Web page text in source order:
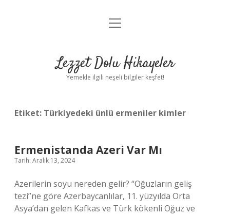
Anasayfa
Yasal Uyarı
menüyü
Lezzet Dolu Hikayeler
Yemekle ilgili neşeli bilgiler keşfet!
Etiket: Türkiyedeki ünlü ermeniler kimler
Ermenistanda Azeri Var Mı
Tarih: Aralık 13, 2024
Azerilerin soyu nereden gelir? “Oğuzların geliş
tezi”ne göre Azerbaycanlılar, 11. yüzyılda Orta
Asya’dan gelen Kafkas ve Türk kökenli Oğuz ve